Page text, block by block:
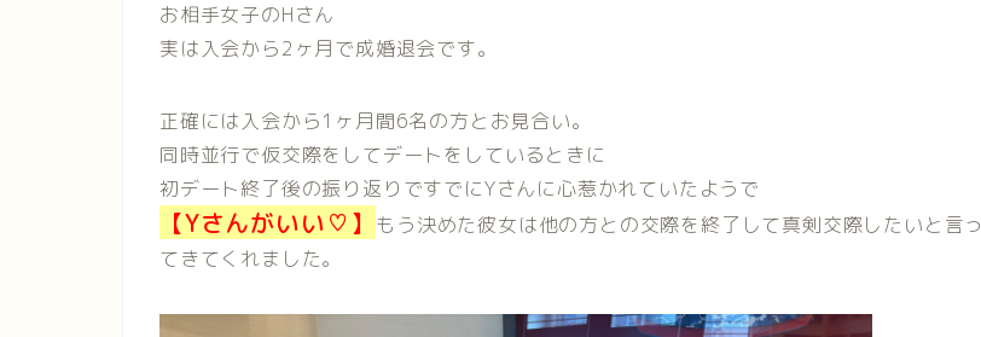
お相手女子のHさん
実は入会から2ヶ月で成婚退会です。
正確には入会から1ヶ月間6名の方とお見合い。
同時並行で仮交際をしてデートをしているときに
初デート終了後の振り返りですでにYさんに心惹かれていたようで
【Yさんがいい♡】 もう決めた彼女は他の方との交際を終了して真剣交際したいと言っ
てきてくれました。